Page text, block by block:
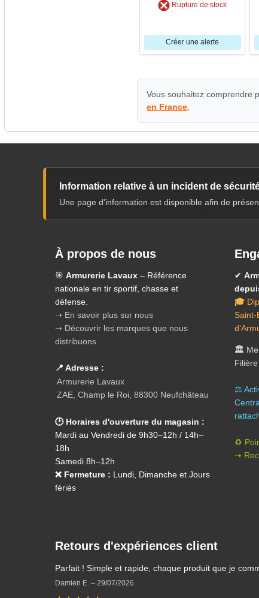
Rupture de stock
Créer une alerte
Vous souhaitez comprendre
en France.
Information relative à un incident de
Une page d'information est disponible afin de
À propos de nous
🎯 Armurerie Lavaux – Référence
nationale en tir sportif, chasse et
défense.
➝ En savoir plus sur nous
➝ Découvrir les marques que nous
distribuons
📍 Adresse :
Armurerie Lavaux
ZAE, Champ le Roi, 88300 Neufchâteau
🕑 Horaires d'ouverture du magasin :
Mardi au Vendredi de 9h30–12h / 14h–
18h
Samedi 8h–12h
❌ Fermeture : Lundi, Dimanche et Jours
fériés
✔
🎓
Saint-
🏛️
⚖️ A
♻️
➝
Retours d'expériences client
Parfait ! Simple et rapide, chaque produit que je
Damien E. – 29/07/2026